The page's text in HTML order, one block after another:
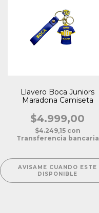
Llavero Boca Juniors
Maradona Camiseta
$4.999,00
$4.249,15 con
Transferencia bancaria
AVISAME CUANDO ESTE
DISPONIBLE